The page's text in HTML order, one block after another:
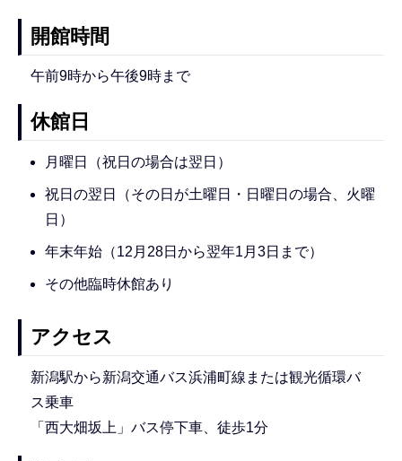
開館時間
午前9時から午後9時まで
休館日
月曜日（祝日の場合は翌日）
祝日の翌日（その日が土曜日・日曜日の場合、火曜
日）
年末年始（12月28日から翌年1月3日まで）
その他臨時休館あり
アクセス
新潟駅から新潟交通バス浜浦町線または観光循環バ
ス乗車
「西大畑坂上」バス停下車、徒歩1分